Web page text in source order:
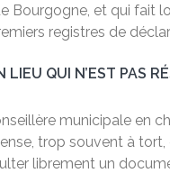
Bourgogne, et qui fait
registres de
LIEU QUI N’EST PAS
municipale en
trop souvent à
librement un